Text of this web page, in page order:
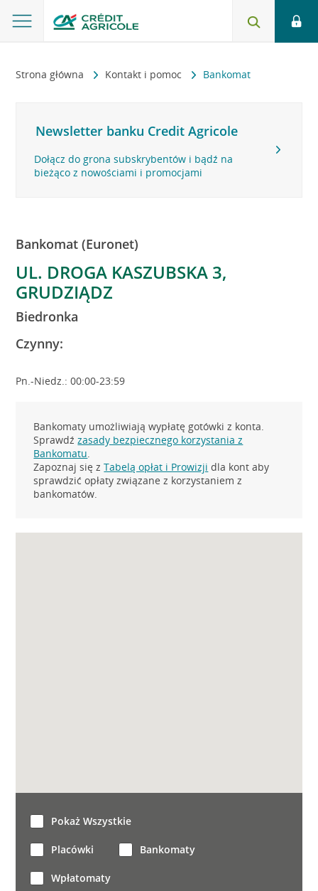
Strona główna Kontakt i pomoc Bankomat
Newsletter banku Credit Agricole
Dołącz do grona subskrybentów i bądź na
bieżąco z nowościami i promocjami
Bankomat (Euronet)
UL. DROGA KASZUBSKA 3,
GRUDZIĄDZ
Biedronka
Czynny:
Pn.-Niedz.: 00:00-23:59
Bankomaty umożliwiają wypłatę gotówki z konta.
Sprawdźzasady bezpiecznego korzystania z
Bankomatu.
Zapoznaj się zTabelą opłat i Prowizji dla kont aby
sprawdzić opłaty związane z korzystaniem z
bankomatów.
Pokaż Wszystkie
Placówki Bankomaty
Wpłatomaty